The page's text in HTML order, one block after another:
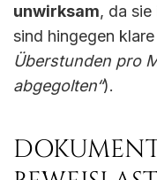
unwirksam, da sie
sind hingegen
Überstunden pro
abgegolten“).